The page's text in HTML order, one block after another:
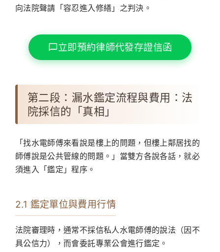
向法院聲請「容忍進入修繕」之判決。
立即預約律師代發存證信函
第二段：漏水鑑定流程與費用：法
院採信的「真相」
「找水電師傅來看說是樓上的問題，但樓上鄰居找的
師傅說是公共管線的問題。」當雙方各說各話，就必
須進入「鑑定」程序。
2.1 鑑定單位與費用行情
法院審理時，通常不採信私人水電師傅的說法（因不
具公信力），而會委託專業公會進行鑑定。